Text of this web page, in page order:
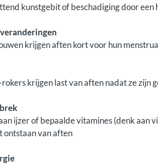
kunstgebit of beschadiging door
krijgen aften kort voor hun
rokers krijgen last van aften nadat ze zijn
ijzer of bepaalde vitamines (denk aan
ontstaan van aften